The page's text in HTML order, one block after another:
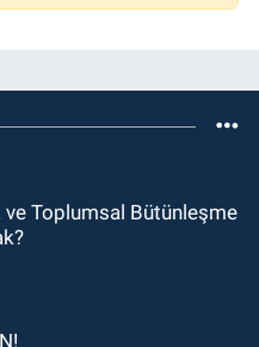
ve Toplumsal Bütünleşme